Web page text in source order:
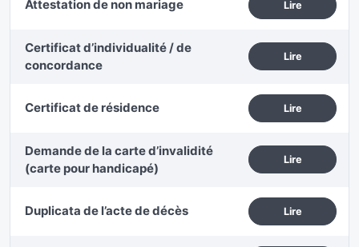
Attestation de non mariage Lire
Certificat d’individualité / de
concordance
Lire
Certificat de résidence Lire
Demande de la carte d’invalidité
(carte pour handicapé)
Lire
Duplicata de l’acte de décès Lire